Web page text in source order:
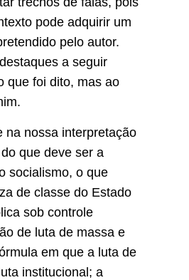
pode adquirir um
pelo autor.
a seguir
que foi dito, mas ao
na nossa interpretação
que deve ser a
socialismo, o que
de classe do Estado
sob controle
de luta de massa e
em que a luta de
institucional; a